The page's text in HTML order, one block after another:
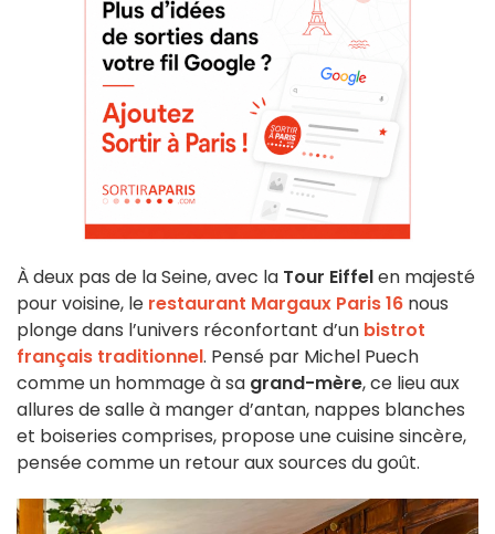
À deux pas de la Seine, avec la Tour Eiffelen majesté
pour voisine, le restaurant Margaux Paris 16 nous
plonge dans l’univers réconfortant d’un bistrot
français traditionnel. Pensé par Michel Puech
comme un hommage à sa grand-mère, ce lieu aux
allures de salle à manger d’antan, nappes blanches
et boiseries comprises, propose une cuisine sincère,
pensée comme un retour aux sources du goût.